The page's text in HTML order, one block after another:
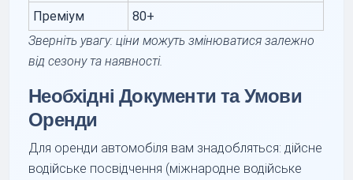
Преміум
80+
Зверніть увагу: ціни можуть змінюватися залежно
від сезону та наявності.
Необхідні Документи та Умови
Оренди
Для оренди автомобіля вам знадобляться: дійсне
водійське посвідчення (міжнародне водійське